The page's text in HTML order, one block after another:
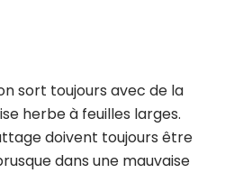
sort toujours avec de la
herbe à feuilles larges.
doivent toujours être
dans une mauvaise